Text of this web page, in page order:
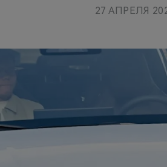
27 АПРЕЛЯ